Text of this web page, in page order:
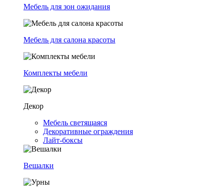
Мебель для зон ожидания
Мебель для салона красоты
Комплекты мебели
Декор
Мебель светящаяся
Декоративные ограждения
Лайт-боксы
Вешалки